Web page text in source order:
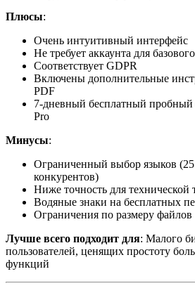
Плюсы:
Очень интуитивный интерфейс
Не требует аккаунта для
Соответствует GDPR
Включены дополнительные
PDF
7-дневный бесплатный
Pro
Минусы:
Ограниченный выбор языков
конкурентов)
Ниже точность для технической
Водяные знаки на бесплатных
Ограничения по размеру файлов
Лучше всего подходит для: Малого
пользователей, ценящих простоту
функций